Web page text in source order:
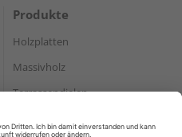
Produkte
Holzplatten
Massivholz
Terrassendielen